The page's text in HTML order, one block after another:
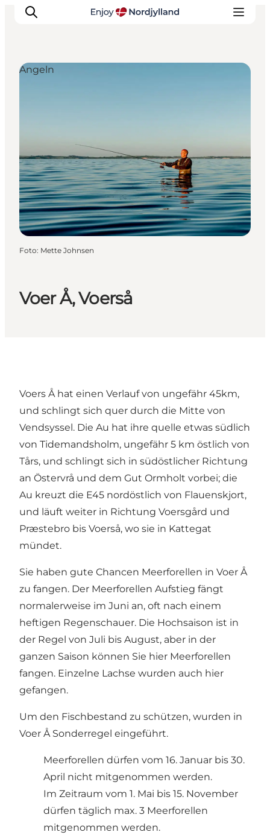
Guides
Veranstaltungen
Für Kinder
Voer Å, Voerså
Angeln
Foto: Mette Johnsen
Voers Å hat einen Verlauf von ungefähr 45km,
und schlingt sich quer durch die Mitte von
Vendsyssel. Die Au hat ihre quelle etwas südlich
von Tidemandsholm, ungefähr 5 km östlich von
Tårs, und schlingt sich in südöstlicher Richtung
an Östervrå und dem Gut Ormholt vorbei; die
Au kreuzt die E45 nordöstlich von Flauenskjort,
und läuft weiter in Richtung Voersgård und
Præstebro bis Voerså, wo sie in Kattegat
mündet.
Sie haben gute Chancen Meerforellen in Voer Å
zu fangen. Der Meerforellen Aufstieg fängt
normalerweise im Juni an, oft nach einem
heftigen Regenschauer. Die Hochsaison ist in
der Regel von Juli bis August, aber in der
ganzen Saison können Sie hier Meerforellen
fangen. Einzelne Lachse wurden auch hier
gefangen.
Um den Fischbestand zu schützen, wurden in
Voer Å Sonderregel eingeführt.
Meerforellen dürfen vom 16. Januar bis 30.
April nicht mitgenommen werden.
Im Zeitraum vom 1. Mai bis 15. November
dürfen täglich max. 3 Meerforellen
mitgenommen werden.